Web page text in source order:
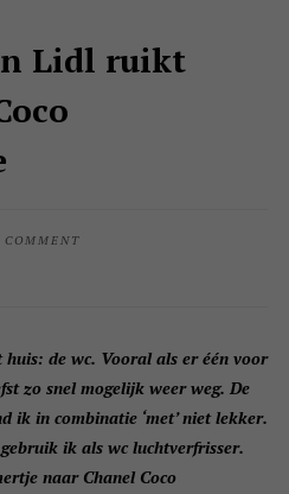
Lidl ruikt
COMMENT
de wc. Vooral als er één voor
zo snel mogelijk weer weg. De
ik in combinatie ‘met’ niet lekker.
ik als wc luchtverfrisser.
naar Chanel Coco